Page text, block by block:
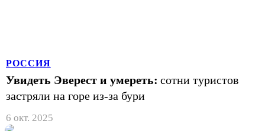
РОССИЯ
Увидеть Эверест и умереть: сотни туристов
застряли на горе из-за бури
6 окт. 2025